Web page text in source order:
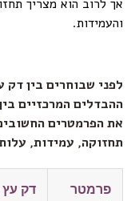
אך לרוב הוא מצריך
והעמידות.
לפני שבוחרים בין
ההבדלים המרכזיים
את הפרמטרים
תחזוקה, עמידות,
פרמטר
דק עץ